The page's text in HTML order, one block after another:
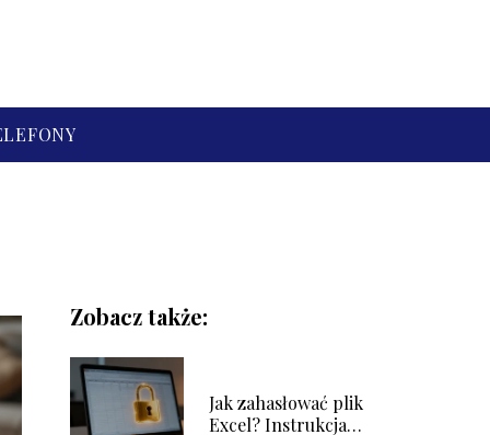
Zobacz także:
Jak zahasłować plik
Excel? Instrukcja